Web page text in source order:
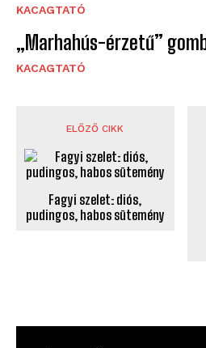
KACAGTATÓ
„Marhahús-érzetű”
KACAGTATÓ
ELŐZŐ CIKK
Fagyi szelet: diós,
pudingos, habos sütemény
NÉPSZERŰ CIKKEK